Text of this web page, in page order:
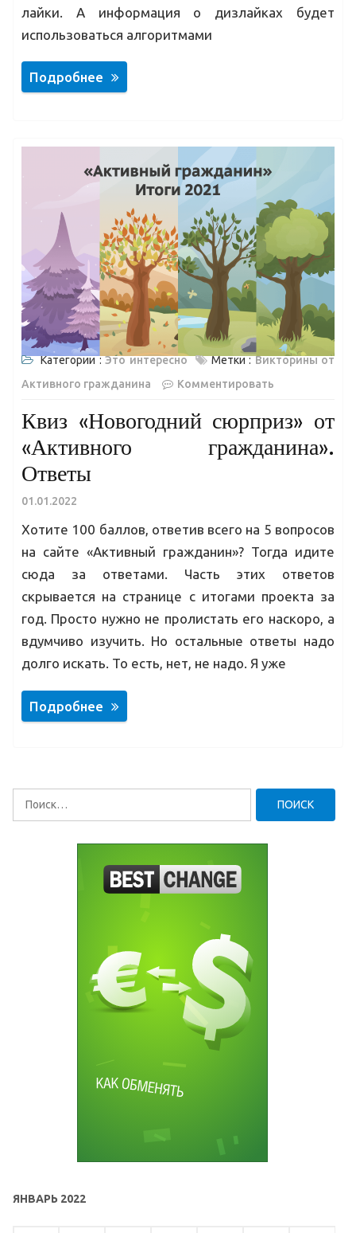
лайки. А информация о дизлайках будет
использоваться алгоритмами
Подробнее
Категории :Это интересно Метки :Викторины от
Активного гражданина
Комментировать
Квиз «Новогодний сюрприз» от
«Активного гражданина».
Ответы
01.01.2022
Хотите 100 баллов, ответив всего на 5 вопросов
на сайте «Активный гражданин»? Тогда идите
сюда за ответами. Часть этих ответов
скрывается на странице с итогами проекта за
год. Просто нужно не пролистать его наскоро, а
вдумчиво изучить. Но остальные ответы надо
долго искать. То есть, нет, не надо. Я уже
Подробнее
ЯНВАРЬ 2022